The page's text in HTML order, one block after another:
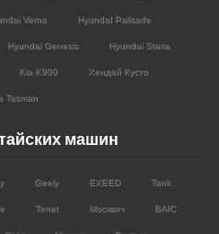
Verna HyundaI Palisade
Hyundai Genesis Hyundai Staria
Kia K900 Хендай Кусто
Tasman
машин
Geely EXEED Tank
Tenet Москвич BAIC